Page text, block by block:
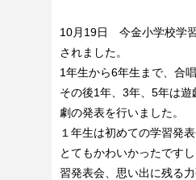
10月19日 今金小学校学
されました。
1年生から6年生まで、合
その後1年、3年、5年は
劇の発表を行いました。
１年生は初めての学習発
とてもかわいかったです
習発表会、思い出に残る